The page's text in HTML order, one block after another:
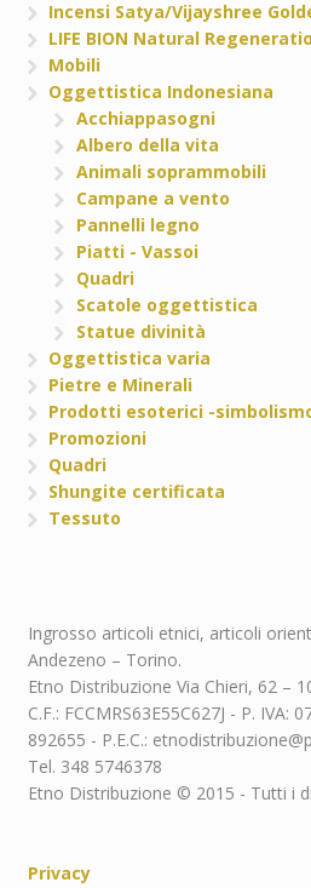
Incensi Satya/Vijayshree
LIFE BION Natural
Mobili
Oggettistica Indonesiana
Acchiappasogni
Albero della vita
Animali soprammobili
Campane a vento
Pannelli legno
Piatti - Vassoi
Quadri
Scatole oggettistica
Statue divinità
Oggettistica varia
Pietre e Minerali
Prodotti esoterici -
Promozioni
Quadri
Shungite certificata
Tessuto
Ingrosso articoli etnici, articoli
Andezeno – Torino.
Etno Distribuzione Via Chieri, 62 –
C.F.: FCCMRS63E55C627J - P. IVA:
892655 - P.E.C.:
Tel. 348 5746378
Etno Distribuzione © 2015 - Tutti i
Privacy